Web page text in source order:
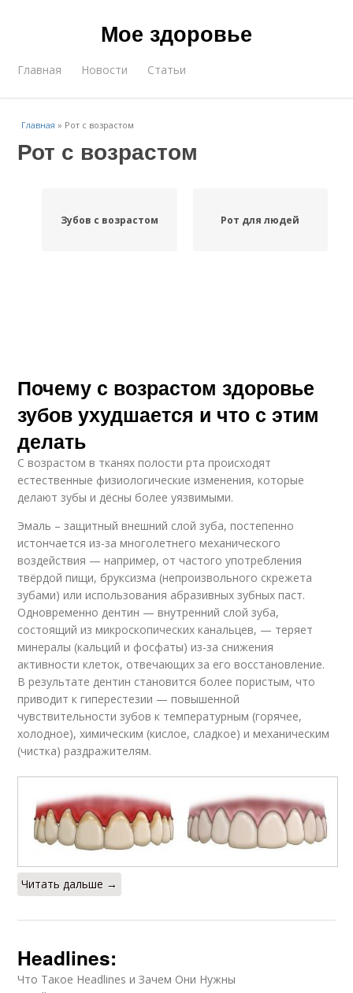
Мое здоровье
Главная Новости Статьи
Главная » Рот с возрастом
Рот с возрастом
Зубов с возрастом Рот для людей
Почему с возрастом здоровье
зубов ухудшается и что с этим
делать
С возрастом в тканях полости рта происходят
естественные физиологические изменения, которые
делают зубы и дёсны более уязвимыми.
Эмаль – защитный внешний слой зуба, постепенно
истончается из-за многолетнего механического
воздействия — например, от частого употребления
твёрдой пищи, бруксизма (непроизвольного скрежета
зубами) или использования абразивных зубных паст.
Одновременно дентин — внутренний слой зуба,
состоящий из микроскопических канальцев, — теряет
минералы (кальций и фосфаты) из-за снижения
активности клеток, отвечающих за его восстановление.
В результате дентин становится более пористым, что
приводит к гиперестезии — повышенной
чувствительности зубов к температурным (горячее,
холодное), химическим (кислое, сладкое) и механическим
(чистка) раздражителям.
Читать дальше →
Headlines:
Что Такое Headlines и Зачем Они Нужны